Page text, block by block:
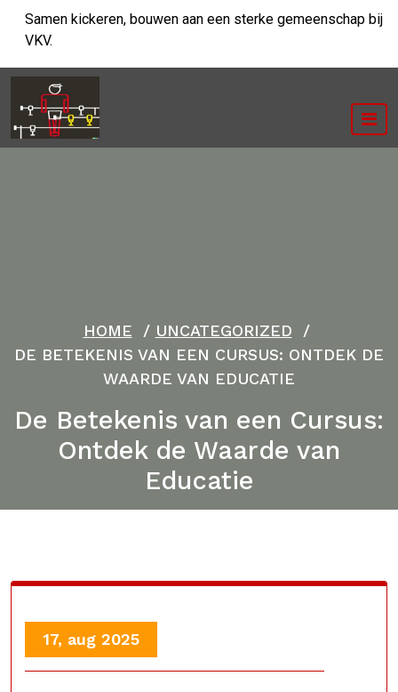
naar
inhoud
Samen kickeren, bouwen aan een sterke gemeenschap bij
VKV.
HOME / UNCATEGORIZED /
DE BETEKENIS VAN EEN CURSUS: ONTDEK DE
WAARDE VAN EDUCATIE
De Betekenis van een Cursus:
Ontdek de Waarde van
Educatie
17, aug 2025